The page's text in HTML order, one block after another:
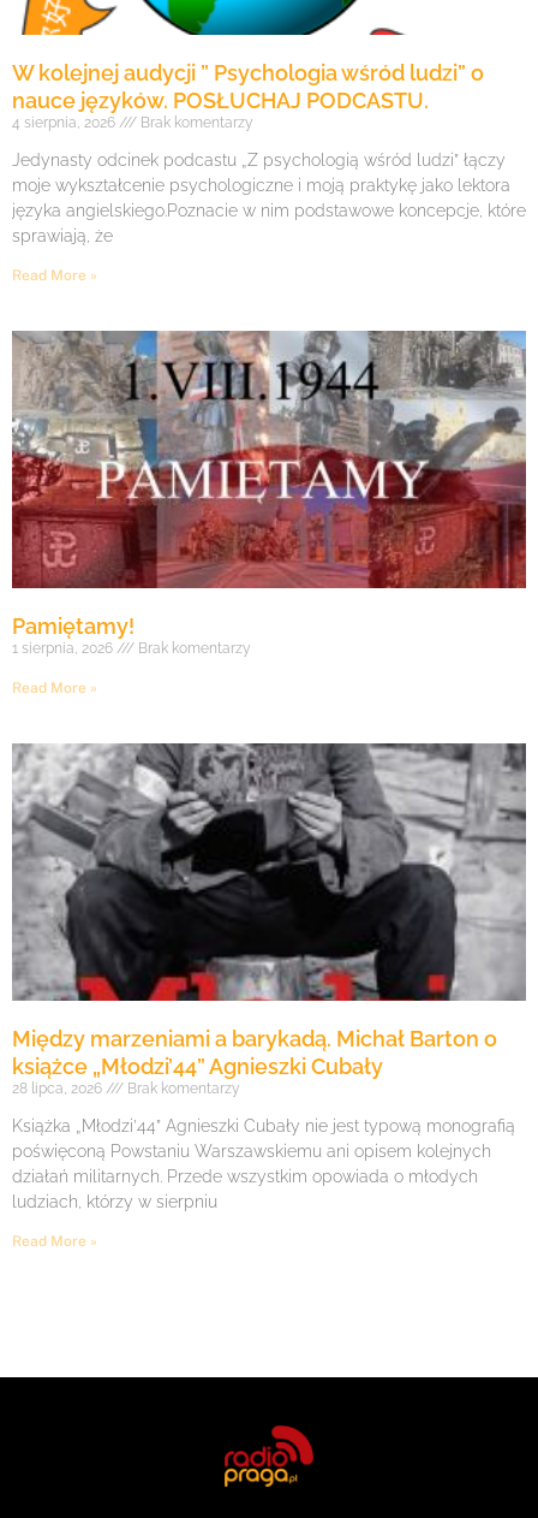
W kolejnej audycji ” Psychologia wśród ludzi” o
nauce języków. POSŁUCHAJ PODCASTU.
4 sierpnia, 2026 Brak komentarzy
Jedynasty odcinek podcastu „Z psychologią wśród ludzi” łączy
moje wykształcenie psychologiczne i moją praktykę jako lektora
języka angielskiego.Poznacie w nim podstawowe koncepcje, które
sprawiają, że
Read More »
Pamiętamy!
1 sierpnia, 2026 Brak komentarzy
Read More »
Między marzeniami a barykadą. Michał Barton o
książce „Młodzi’44” Agnieszki Cubały
28 lipca, 2026 Brak komentarzy
Książka „Młodzi’44” Agnieszki Cubały nie jest typową monografią
poświęconą Powstaniu Warszawskiemu ani opisem kolejnych
działań militarnych. Przede wszystkim opowiada o młodych
ludziach, którzy w sierpniu
Read More »